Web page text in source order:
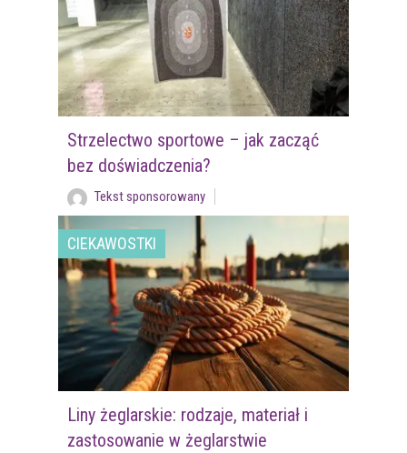
Strzelectwo sportowe – jak zacząć
bez doświadczenia?
Tekst sponsorowany
CIEKAWOSTKI
Liny żeglarskie: rodzaje, materiał i
zastosowanie w żeglarstwie